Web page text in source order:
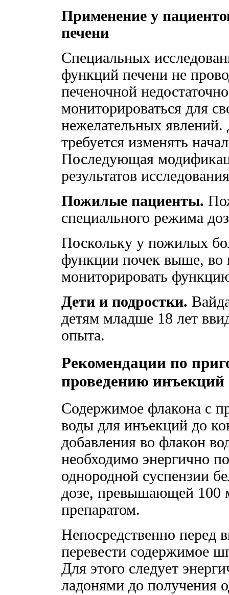
Применение у
печени
Специальных
функций печени не
печеночной
мониторироваться для
нежелательных
требуется изменять
Последующая
результатов
Пожилые пациенты.
специального режима
Поскольку у пожилых
функции почек выше, во
мониторировать
Дети и подростки.
детям младше 18 лет
опыта.
Рекомендации по
проведению инъекций
Содержимое флакона с
воды для инъекций до
добавления во флакон
необходимо энергично
однородной суспензии
дозе, превышающей 100
препаратом.
Непосредственно перед
перевести содержимое
Для этого следует
ладонями до получения